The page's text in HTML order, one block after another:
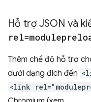
Hỗ trợ JSON và
Thêm chế độ hỗ trợ
dưới dạng đích đến
<link